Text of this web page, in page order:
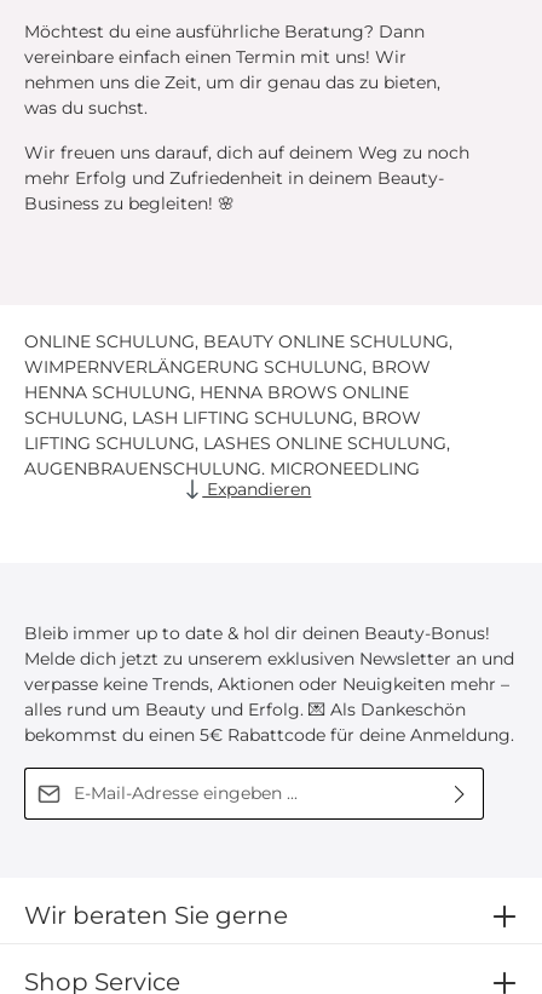
Möchtest du eine ausführliche Beratung? Dann
vereinbare einfach einen Termin mit uns! Wir
nehmen uns die Zeit, um dir genau das zu bieten,
was du suchst.
Wir freuen uns darauf, dich auf deinem Weg zu noch
mehr Erfolg und Zufriedenheit in deinem Beauty-
Business zu begleiten! 🌸
ONLINE SCHULUNG, BEAUTY ONLINE SCHULUNG,
WIMPERNVERLÄNGERUNG SCHULUNG, BROW
HENNA SCHULUNG, HENNA BROWS ONLINE
SCHULUNG, LASH LIFTING SCHULUNG, BROW
LIFTING SCHULUNG, LASHES ONLINE SCHULUNG,
AUGENBRAUENSCHULUNG, MICRONEEDLING
SCHULUNG, AIRBRUSH BROWS SCHULUNG,
BROW LIFTING KURS, MICRONEEDLING KURS,
WIMPERN AUSBILDUNG ONLINE, AUGENBRAUEN
LIFTING SCHULUNG, KOSMETIK ONLINE
SCHULUNG, BEAUTY KURS ONLINE, LASH KURS
ONLINE, RUSSIAN VOLUME KURS, WIMPERN
SCHULUNG, HENNA AUGENBRAUEN SCHULUNG,
BROW MAPPING SCHULUNG, AUGENBRAUEN
FORMEN SCHULUNG, PERMANENT MAKEUP
AUGENBRAUEN STYLING KURS, ONLINE KOSMETIK
SCHULUNG, BROW LIFTING AUSBILDUNG,
FERNSTUDIUM, BEAUTY TRAINING ONLINE, LASH
Expandieren
Bleib immer up to date & hol dir deinen Beauty-Bonus!
Melde dich jetzt zu unserem exklusiven Newsletter an und
verpasse keine Trends, Aktionen oder Neuigkeiten mehr –
alles rund um Beauty und Erfolg. 💌 Als Dankeschön
bekommst du einen 5€ Rabattcode für deine Anmeldung.
E-Mail-Adresse*
Wir beraten Sie gerne
Shop Service